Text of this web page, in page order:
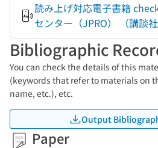
読み上げ対応電子書籍
センター（JPRO） （講談社
Bibliographic
You can check the details of this
(keywords that refer to materials on
name, etc.), etc.
Output
Paper